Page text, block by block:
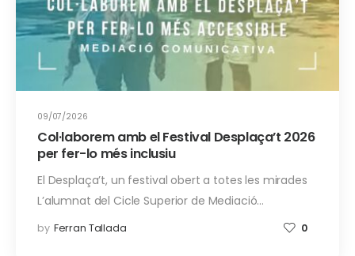
09/07/2026
Col·laborem amb el Festival Desplaça’t 2026
per fer-lo més inclusiu
El Desplaça’t, un festival obert a totes les mirades
L’alumnat del Cicle Superior de Mediació…
by Ferran Tallada 0